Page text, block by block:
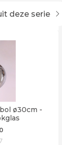
deze serie
ø30cm -